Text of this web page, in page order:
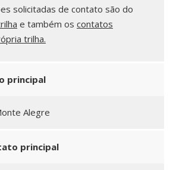
solicitadas de contato são do
e também os contatos
trilha.
principal
Alegre
principal